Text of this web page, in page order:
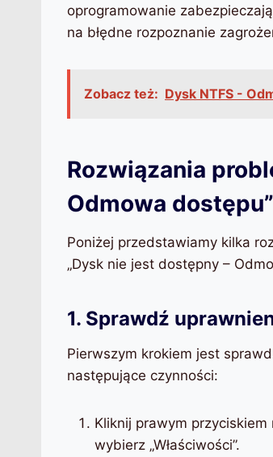
oprogramowanie
na błędne rozpoznanie
Zobacz też: Dysk NTFS -
Rozwiązania
Odmowa dostępu”
Poniżej przedstawiamy kilka
„Dysk nie jest dostępny –
1. Sprawdź
Pierwszym krokiem jest
następujące czynności:
Kliknij prawym
wybierz „Właściwości”.